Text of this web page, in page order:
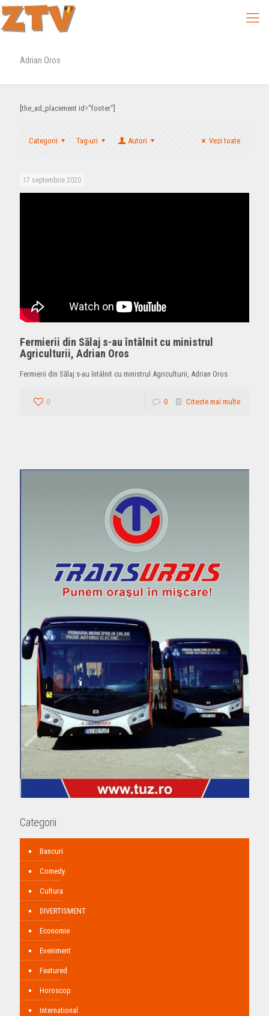
Adrian Oros
[the_ad_placement id="footer"]
Categorii Tag-uri Autori Vezi toate
17 septembrie 2020
Fermierii din Sălaj s-au întâlnit cu ministrul
Agriculturii, Adrian Oros
Fermierii din Sălaj s-au întâlnit cu ministrul Agriculturii, Adrian Oros
0 0 Citeste mai multe
Categorii
Bancuri
Comedy
Cultura
DIVERTISMENT
Economie
Eveniment
Featured
Horoscop
International